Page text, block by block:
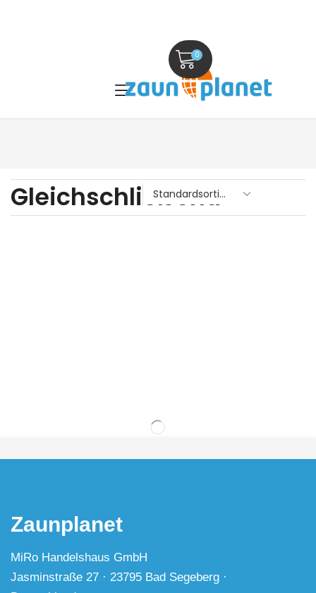
0
Gleichschließend
Zaunplanet
MiRo Handelshaus GmbH
Jasminstraße 27 · 23795 Bad Segeberg ·